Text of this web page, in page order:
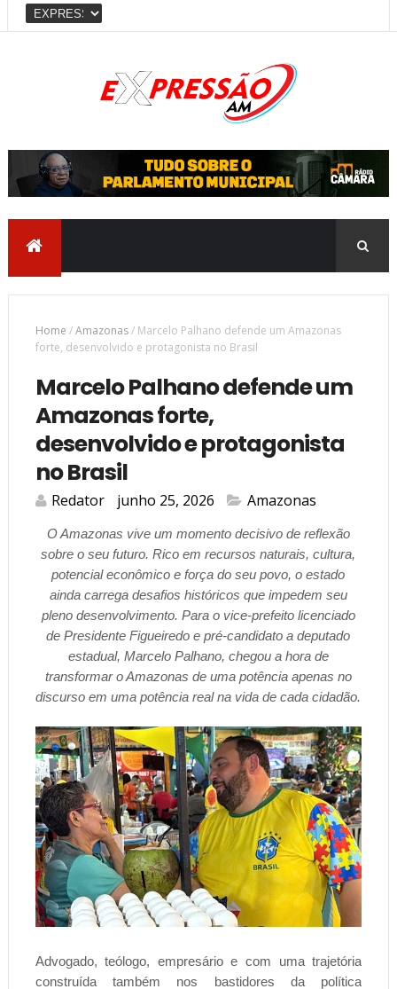
Home /Amazonas/ Marcelo Palhano defende um Amazonas
forte, desenvolvido e protagonista no Brasil
Marcelo Palhano defende um
Amazonas forte,
desenvolvido e protagonista
no Brasil
Redator junho 25, 2026 Amazonas
O Amazonas vive um momento decisivo de reflexão
sobre o seu futuro. Rico em recursos naturais, cultura,
potencial econômico e força do seu povo, o estado
ainda carrega desafios históricos que impedem seu
pleno desenvolvimento. Para o vice-prefeito licenciado
de Presidente Figueiredo e pré-candidato a deputado
estadual, Marcelo Palhano, chegou a hora de
transformar o Amazonas de uma potência apenas no
discurso em uma potência real na vida de cada cidadão.
Advogado, teólogo, empresário e com uma trajetória
construída também nos bastidores da política